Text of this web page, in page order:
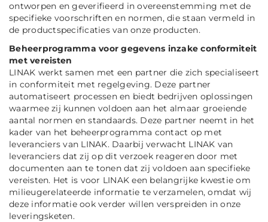
ontworpen en geverifieerd in overeenstemming met de
specifieke voorschriften en normen, die staan vermeld in
de productspecificaties van onze producten.
Beheerprogramma voor gegevens inzake conformiteit
met vereisten
LINAK werkt samen met een partner die zich specialiseert
in conformiteit met regelgeving. Deze partner
automatiseert processen en biedt bedrijven oplossingen
waarmee zij kunnen voldoen aan het almaar groeiende
aantal normen en standaards. Deze partner neemt in het
kader van het beheerprogramma contact op met
leveranciers van LINAK. Daarbij verwacht LINAK van
leveranciers dat zij op dit verzoek reageren door met
documenten aan te tonen dat zij voldoen aan specifieke
vereisten. Het is voor LINAK een belangrijke kwestie om
milieugerelateerde informatie te verzamelen, omdat wij
deze informatie ook verder willen verspreiden in onze
leveringsketen.